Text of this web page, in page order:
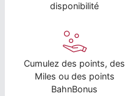
disponibilité
Cumulez des points, des
Miles ou des points
BahnBonus